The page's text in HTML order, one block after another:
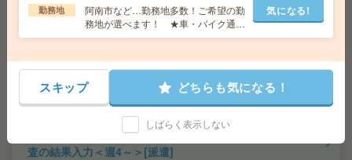
給 与 無資格の方：時給1320円～1650円 / 介護福祉
士：時給1600円～2000円 / 初任者以上：時給1450円
～1812円
交通費 全額支給
【広島市安佐南区】下祇園・大町(広島県)・安
芸長束・緑井・大塚(広島県)など、勤務地多数！
気になる!
＼カンタンなタイピングが出来ればOK／スマホの契約審
査の結果入力＜週4～＞[派遣]
勤務地
阿南市など…勤務地多数！ご希望の勤
務地が選べます！ ★車・バイク通勤
可能なお仕事も！
気になる!
スキップ どちらも気になる！
しばらく表示しない